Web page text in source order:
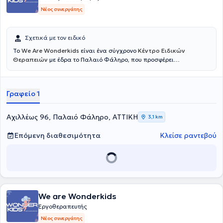
Νέος συνεργάτης
Σχετικά με τον ειδικό
Το We Are Wonderkids είναι ένα σύγχρονο Κέντρο Ειδικών
Θεραπειών με έδρα το Παλαιό Φάληρο, που προσφέρει
παιδιά και εφήβους. Η φιλοσοφία του κέντρου βασίζεται στην
μπορεί να αναδειχθεί μέσα από επιστημονικά τεκμηριωμένες
προσεγγίσεις, ενσυναίσθηση και συνεργασία με την οικογένεια.
Στόχος είναι η δημιουργία ενός ασφαλούς και υποστηρικτικού
περιβάλλοντος, όπου κάθε παιδί μπορεί να εξελιχθεί με τον δικό του
ρυθμό και να χτίσει τα θεμέλια για μια ισορροπημένη και
δημιουργική πορεία.
Γραφείο 1
Αχιλλέως 96, Παλαιό Φάληρο, ΑΤΤΙΚΗ 3,1 km
Επόμενη διαθεσιμότητα Κλείσε ραντεβού
We are Wonderkids
Εργοθεραπευτής
Νέος συνεργάτης